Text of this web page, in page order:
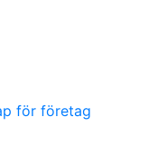
för företag